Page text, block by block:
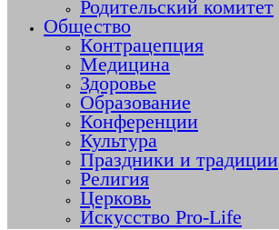
Родительский комитет
Общество
Контрацепция
Медицина
Здоровье
Образование
Конференции
Культура
Праздники и традиции
Религия
Церковь
Искусство Pro-Life